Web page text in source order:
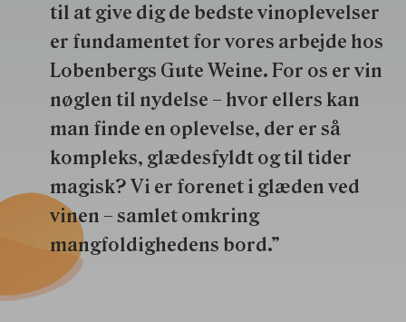
til at give dig de bedste vinoplevelser
er fundamentet for vores arbejde hos
Lobenbergs Gute Weine. For os er vin
nøglen til nydelse – hvor ellers kan
man finde en oplevelse, der er så
kompleks, glædesfyldt og til tider
magisk? Vi er forenet i glæden ved
vinen – samlet omkring
mangfoldighedens bord.”